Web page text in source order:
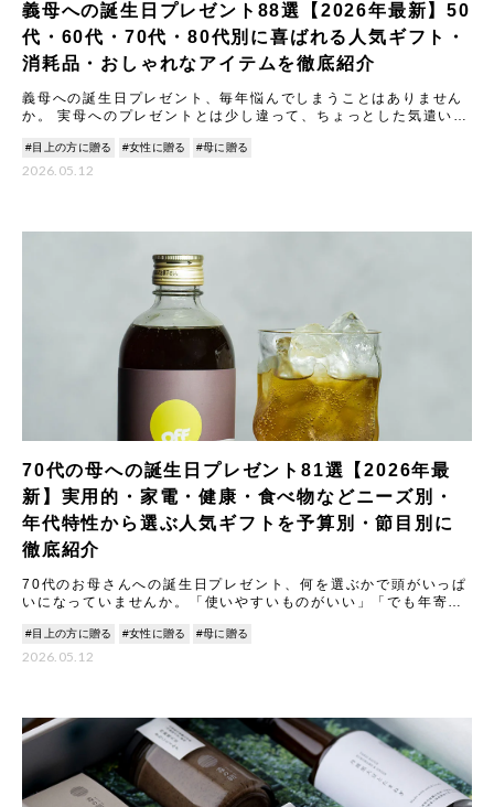
義母への誕生日プレゼント88選【2026年最新】50
代・60代・70代・80代別に喜ばれる人気ギフト・
消耗品・おしゃれなアイテムを徹底紹介
義母への誕生日プレゼント、毎年悩んでしまうことはありません
か。 実母へのプレゼントとは少し違って、ちょっとした気遣いが
心
#目上の方に贈る #女性に贈る #母に贈る
2026.05.12
70代の母への誕生日プレゼント81選【2026年最
新】実用的・家電・健康・食べ物などニーズ別・
年代特性から選ぶ人気ギフトを予算別・節目別に
徹底紹介
70代のお母さんへの誕生日プレゼント、何を選ぶかで頭がいっぱ
いになっていませんか。「使いやすいものがいい」「でも年寄り
てし
#目上の方に贈る #女性に贈る #母に贈る
2026.05.12